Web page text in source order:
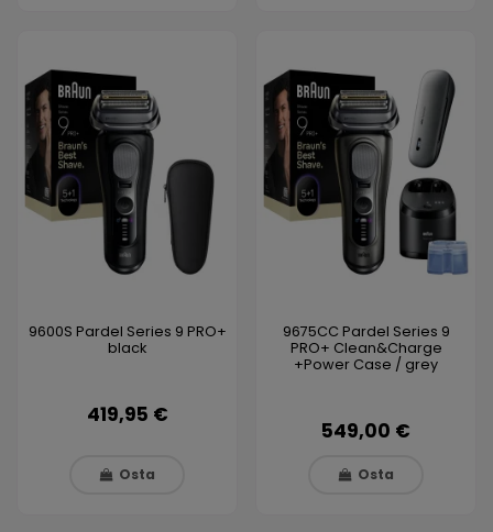
9600S Pardel Series 9 PRO+
black
419,95 €
Osta
9675CC Pardel Series 9
PRO+ Clean&Charge
+Power Case / grey
549,00 €
Osta